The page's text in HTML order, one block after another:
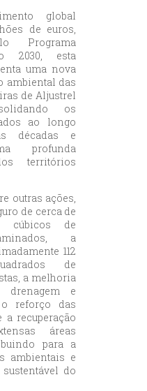
global
de euros,
Programa
2030, esta
uma nova
ambiental das
de Aljustrel
os
ao longo
décadas e
profunda
territórios
outras ações,
de cerca de
cúbicos de
a
112
de
a melhoria
drenagem e
o reforço das
recuperação
áreas
para a
ambientais e
do